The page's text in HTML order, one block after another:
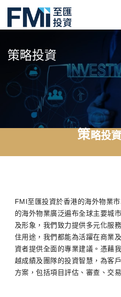
main策略投資
策略投
FMI至匯投資於香港的海外物業
的海外物業廣泛遍布全球主要城
及形象，我們致力提供多元化服
住用途，我們都能為活躍在商業
資者提供全面的專業建議。憑藉
越成績及團隊的投資智慧，為客
方案，包括項目評估、審查、交